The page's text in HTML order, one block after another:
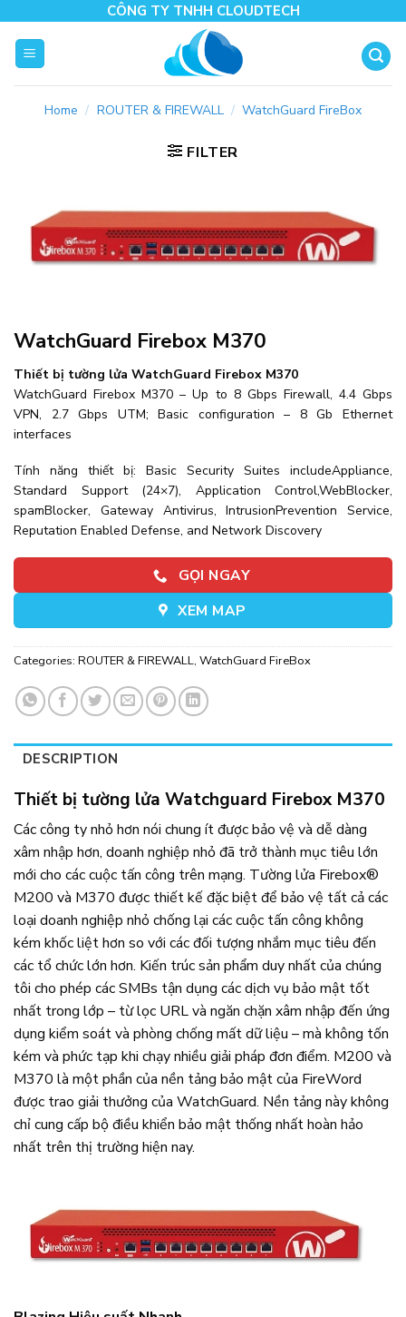
content
CÔNG TY TNHH CLOUDTECH
Home / ROUTER & FIREWALL / WatchGuard FireBox
FILTER
WatchGuard Firebox M370
Thiết bị tường lửa WatchGuard Firebox M370
WatchGuard Firebox M370 – Up to 8 Gbps Firewall, 4.4 Gbps
VPN, 2.7 Gbps UTM; Basic configuration – 8 Gb Ethernet
interfaces
Tính năng thiết bị: Basic Security Suites includeAppliance,
Standard Support (24×7), Application Control,WebBlocker,
spamBlocker, Gateway Antivirus, IntrusionPrevention Service,
Reputation Enabled Defense, and Network Discovery
GỌI NGAY
XEM MAP
Categories: ROUTER & FIREWALL, WatchGuard FireBox
DESCRIPTION
Thiết bị tường lửa Watchguard Firebox M370
Các công ty nhỏ hơn nói chung ít được bảo vệ và dễ dàng
xâm nhập hơn, doanh nghiệp nhỏ đã trở thành mục tiêu lớn
mới cho các cuộc tấn công trên mạng. Tường lửa Firebox®
M200 và M370 được thiết kế đặc biệt để bảo vệ tất cả các
loại doanh nghiệp nhỏ chống lại các cuộc tấn công không
kém khốc liệt hơn so với các đối tượng nhắm mục tiêu đến
các tổ chức lớn hơn. Kiến trúc sản phẩm duy nhất của chúng
tôi cho phép các SMBs tận dụng các dịch vụ bảo mật tốt
nhất trong lớp – từ lọc URL và ngăn chặn xâm nhập đến ứng
dụng kiểm soát và phòng chống mất dữ liệu – mà không tốn
kém và phức tạp khi chạy nhiều giải pháp đơn điểm. M200 và
M370 là một phần của nền tảng bảo mật của FireWord
được trao giải thưởng của WatchGuard. Nền tảng này không
chỉ cung cấp bộ điều khiển bảo mật thống nhất hoàn hảo
nhất trên thị trường hiện nay.